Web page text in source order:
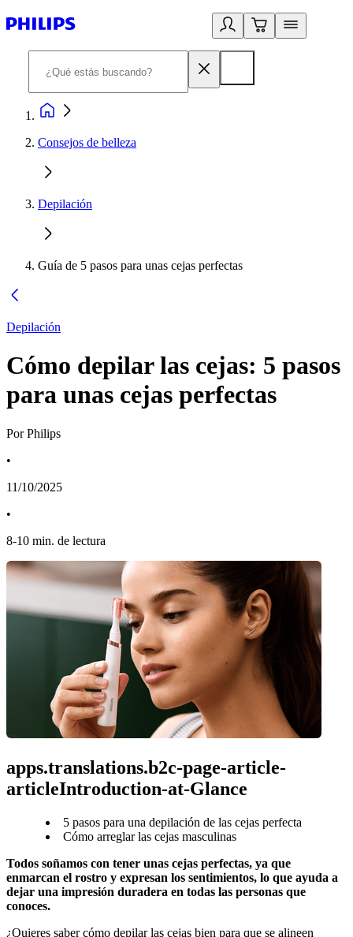
Consejos de belleza
Depilación
Guía de 5 pasos para unas cejas perfectas
Depilación
Cómo depilar las cejas: 5 pasos
para unas cejas perfectas
Por Philips
•
11/10/2025
•
8-10 min. de lectura
apps.translations.b2c-page-article-
articleIntroduction-at-Glance
5 pasos para una depilación de las cejas perfecta
Cómo arreglar las cejas masculinas
Todos soñamos con tener unas cejas perfectas, ya que
enmarcan el rostro y expresan los sentimientos, lo que ayuda a
dejar una impresión duradera en todas las personas que
conoces.
¿Quieres saber cómo depilar las cejas bien para que se alineen